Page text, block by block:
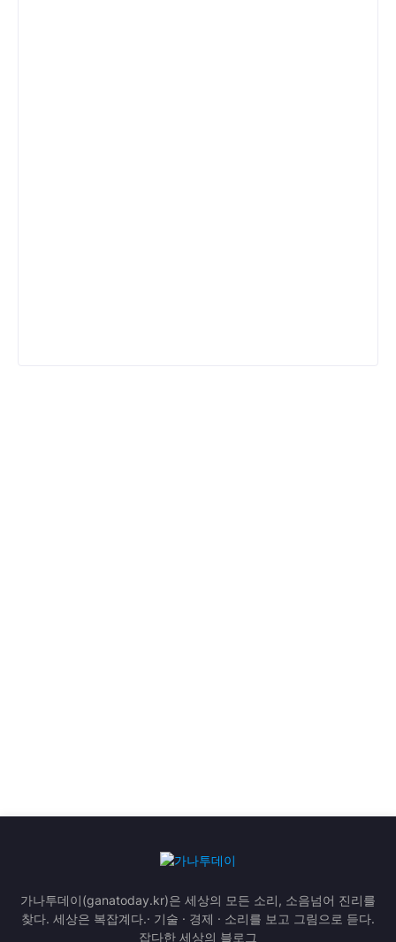
가나투데이(ganatoday.kr)은 세상의 모든 소리, 소음넘어 진리를
찾다. 세상은 복잡계다.· 기술 · 경제 · 소리를 보고 그림으로 듣다.
잡다한 세상의 블로그